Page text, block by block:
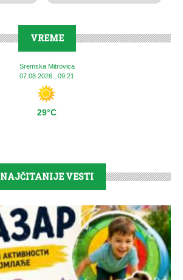
VREME
Sremska Mitrovica
07.08.2026., 09:21
29°C
NAJČITANIJE VESTI